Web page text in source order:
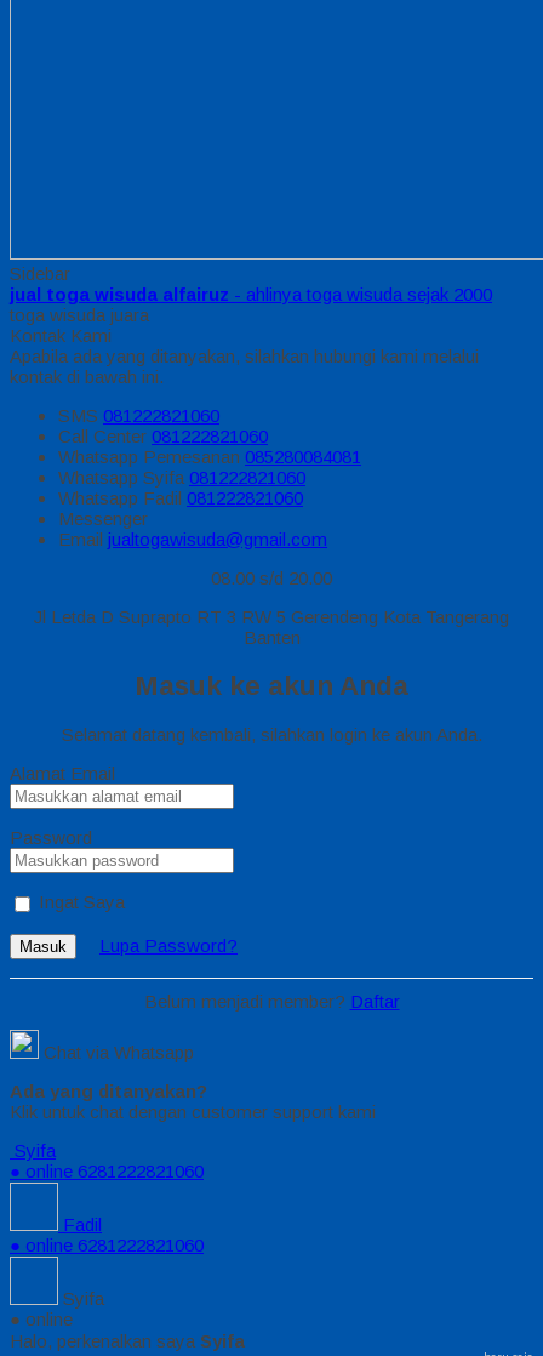
Sidebar
jual toga wisuda alfairuz - ahlinya toga wisuda sejak 2000
toga wisuda juara
Kontak Kami
Apabila ada yang ditanyakan, silahkan hubungi kami melalui
kontak di bawah ini.
SMS 081222821060
Call Center 081222821060
Whatsapp Pemesanan 085280084081
Whatsapp Syifa 081222821060
Whatsapp Fadil 081222821060
Messenger
Email jualtogawisuda@gmail.com
08.00 s/d 20.00
Jl Letda D Suprapto RT 3 RW 5 Gerendeng Kota Tangerang
Banten
Masuk ke akun Anda
Selamat datang kembali, silahkan login ke akun Anda.
Alamat Email
Password
Ingat Saya
Masuk Lupa Password?
Belum menjadi member? Daftar
Chat via Whatsapp
Ada yang ditanyakan?
Klik untuk chat dengan customer support kami
Syifa
● online 6281222821060
Fadil
● online 6281222821060
Syifa
● online
Halo, perkenalkan saya Syifa